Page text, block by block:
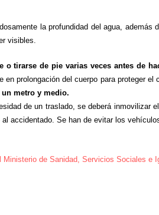
la profundidad del agua , además
visibles.
o tirarse de pie varias veces antes de
en prolongación del cuerpo para proteger
metro y medio.
de un traslado, se deberá inmovilizar
al accidentado. Se han de evitar los
Ministerio de Sanidad, Servicios Sociales e